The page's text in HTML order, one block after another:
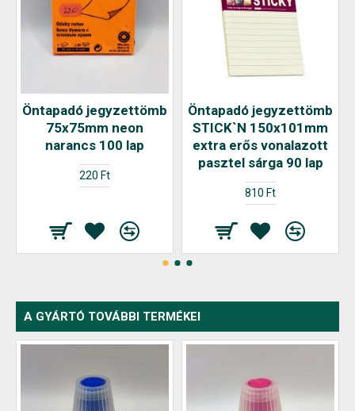
Öntapadó jegyzettömb
75x75mm neon
narancs 100 lap
220 Ft
Öntapadó jegyzettömb
STICK`N 150x101mm
extra erős vonalazott
pasztel sárga 90 lap
810 Ft
A GYÁRTÓ TOVÁBBI TERMÉKEI